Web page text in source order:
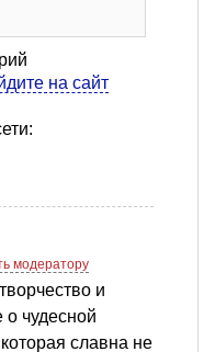
на сайт
модератору
и
чудесной
славна не